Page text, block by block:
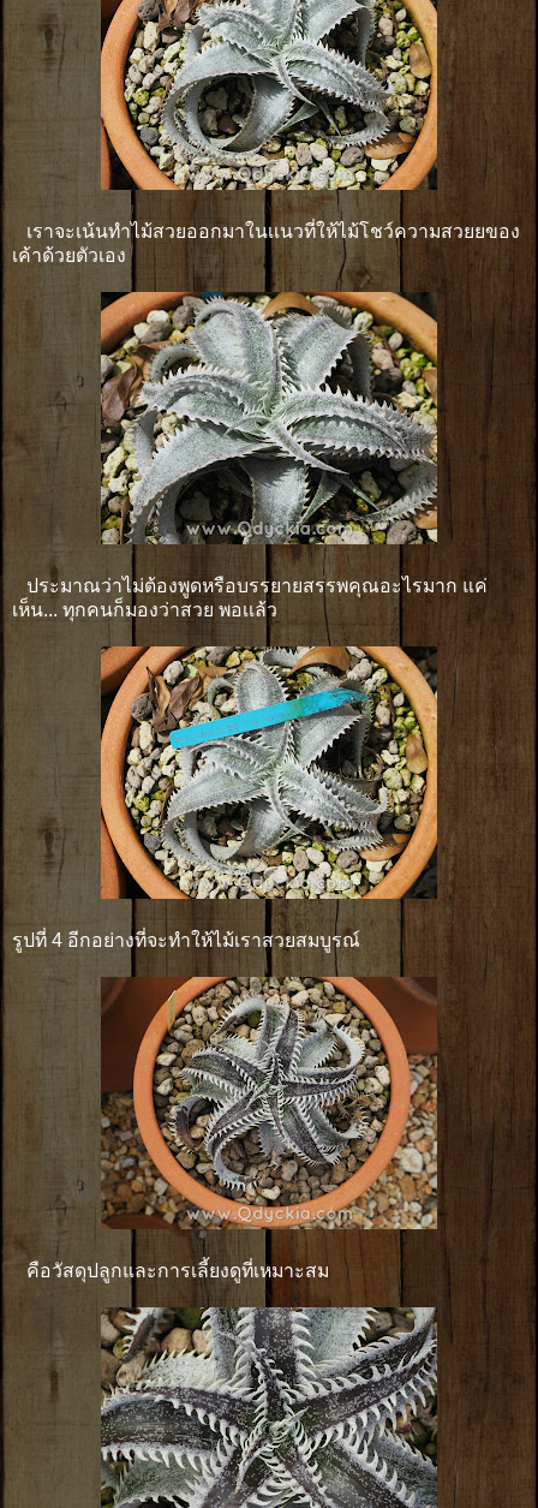
เราจะเน้นทำไม้สวยออกมาในเเนวที่ให้ไม้โชว์ความสวยยของ
เค้าด้วยตัวเอง
ประมาณว่าไม่ต้องพูดหรือบรรยายสรรพคุณอะไรมาก แค่
เห็น... ทุกคนก็มองว่าสวย พอเเล้ว
รูปที่ 4 อีกอย่างที่จะทำให้ไม้เราสวยสมบูรณ์
คือวัสดุปลูกและการเลี้ยงดูที่เหมาะสม